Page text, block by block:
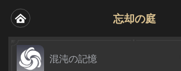
忘却の庭
混沌の記憶